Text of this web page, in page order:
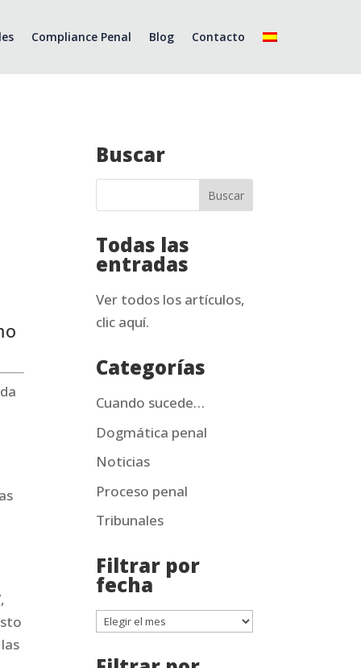
Compliance Penal Blog Contacto
Buscar
Todas las
entradas
Ver todos los artículos,
clic aquí.
Categorías
Cuando sucede…
Dogmática penal
Noticias
Proceso penal
Tribunales
Filtrar por
fecha
Filtrar